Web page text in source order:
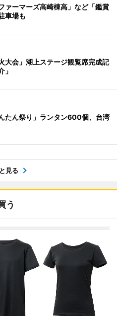
ァーマーズ高崎棟高」など「鑑賞
車場も
大会」湖上ステージ観覧席完成記
」
たん祭り」ランタン600個、台湾
見る
う